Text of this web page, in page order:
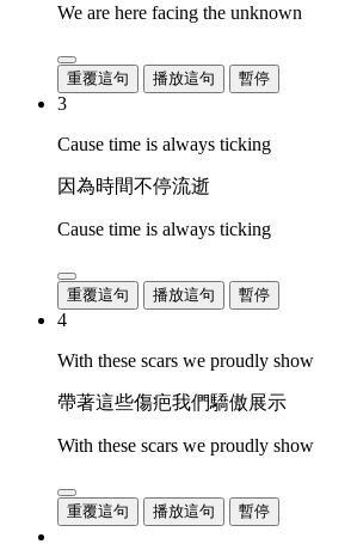
We are here facing the unknown
重覆這句 播放這句 暫停
3
Cause time is always ticking
因為時間不停流逝
Cause time is always ticking
重覆這句 播放這句 暫停
4
With these scars we proudly show
帶著這些傷疤我們驕傲展示
With these scars we proudly show
重覆這句 播放這句 暫停